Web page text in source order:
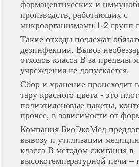
Пугачёв
Рузаевка
Салават
Самара
Саранск
Саратов
Саров
Семенов
Сердобск
Сибай
Слободской
Соликамск
Соль-Илецк
Спасск
Стерлитамак
Сызрань
Тольятти
фармацевтических и
производств, работающих с
микроорганизмами 1-2 групп
Такие отходы подлежат
дезинфекции. Вывоз
отходов класса В за пределы
учреждения не допускается.
Сбор и хранение происходит
тару красного цвета - это
полиэтиленовые пакеты,
прочее, в зависимости от
Компания БиоЭкоМед
вывозу и утилизации
класса В методом сжигания в
высокотемпературной печи –